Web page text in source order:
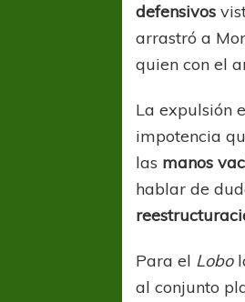
defensivos
arrastró a
quien con el
La expulsión
impotencia
las manos
hablar de
Para el Lobo
al conjunto